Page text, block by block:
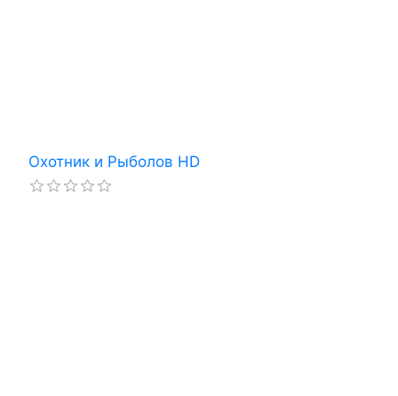
Охотник и Рыболов HD